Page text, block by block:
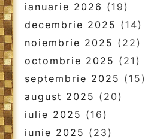
ianuarie 2026 (19)
decembrie 2025 (14)
noiembrie 2025 (22)
octombrie 2025 (21)
septembrie 2025 (15)
august 2025 (20)
iulie 2025 (16)
iunie 2025 (23)